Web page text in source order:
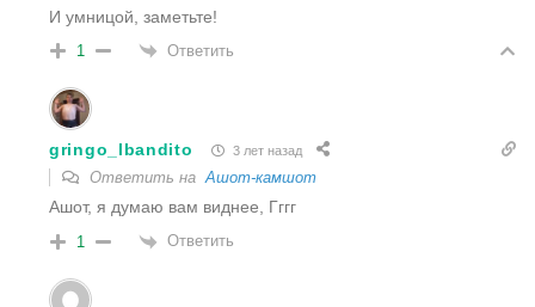
И умницой, заметьте!
1 Ответить
gringo_lbandito 3 лет назад
Ответить наАшoт-камшот
Ашот, я думаю вам виднее, Гггг
1 Ответить